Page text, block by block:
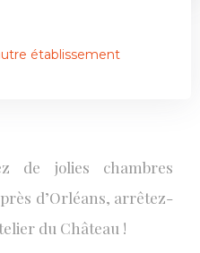
JULIEN
de jolies chambres
d’Orléans, arrêtez-
du Château !
établissement